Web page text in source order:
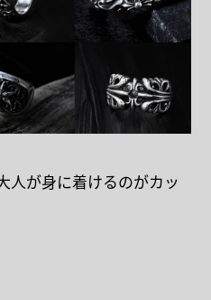
人が身に着けるのがカッ